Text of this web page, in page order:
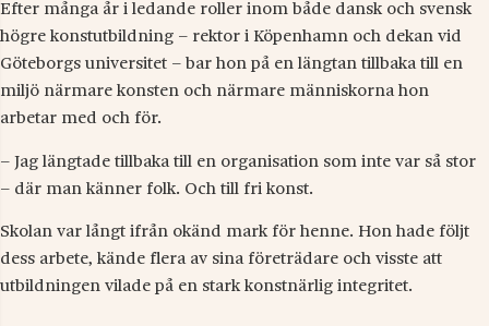
Efter många år i ledande roller inom både dansk och svensk
högre konstutbildning – rektor i Köpenhamn och dekan vid
Göteborgs universitet – bar hon på en längtan tillbaka till en
miljö närmare konsten och närmare människorna hon
arbetar med och för.
– Jag längtade tillbaka till en organisation som inte var så stor
– där man känner folk. Och till fri konst.
Skolan var långt ifrån okänd mark för henne. Hon hade följt
dess arbete, kände flera av sina företrädare och visste att
utbildningen vilade på en stark konstnärlig integritet.